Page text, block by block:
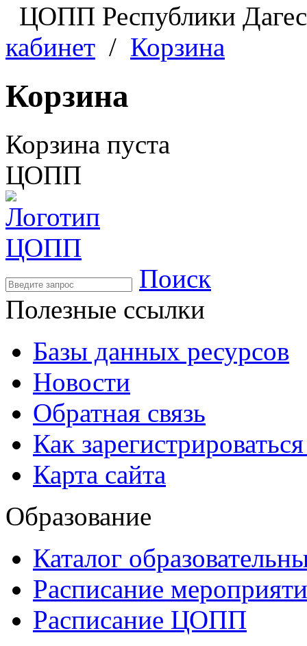
ЦОПП Республики
кабинет / Корзина
Корзина
Корзина пуста
ЦОПП
Поиск
Полезные ссылки
Базы данных ресурсов
Новости
Обратная связь
Как
Карта сайта
Образование
Каталог
Расписание
Расписание ЦОПП